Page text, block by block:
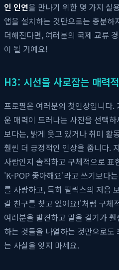
인 인연을 만나기 위한 몇 가지 실
앱을 설치하는 것만으로는 충분
더해진다면, 여러분의 국제 교류
이 될 거예요!
H3: 시선을 사로잡는 매력
프로필은 여러분의 첫인상입니다.
운 매력이 드러나는 사진을 선택
보다는, 밝게 웃고 있거나 취미 활
훨씬 더 긍정적인 인상을 줍니다.
사람인지 솔직하고 구체적으로 표
'K-POP 좋아해요'라고 쓰기보다
를 사랑하고, 특히 필릭스의 저음
갈 친구를 찾고 있어요!'처럼 구체
여러분을 발견하고 말을 걸기가
하는 것들을 나열하는 것만으로도
는 사실을 잊지 마세요.